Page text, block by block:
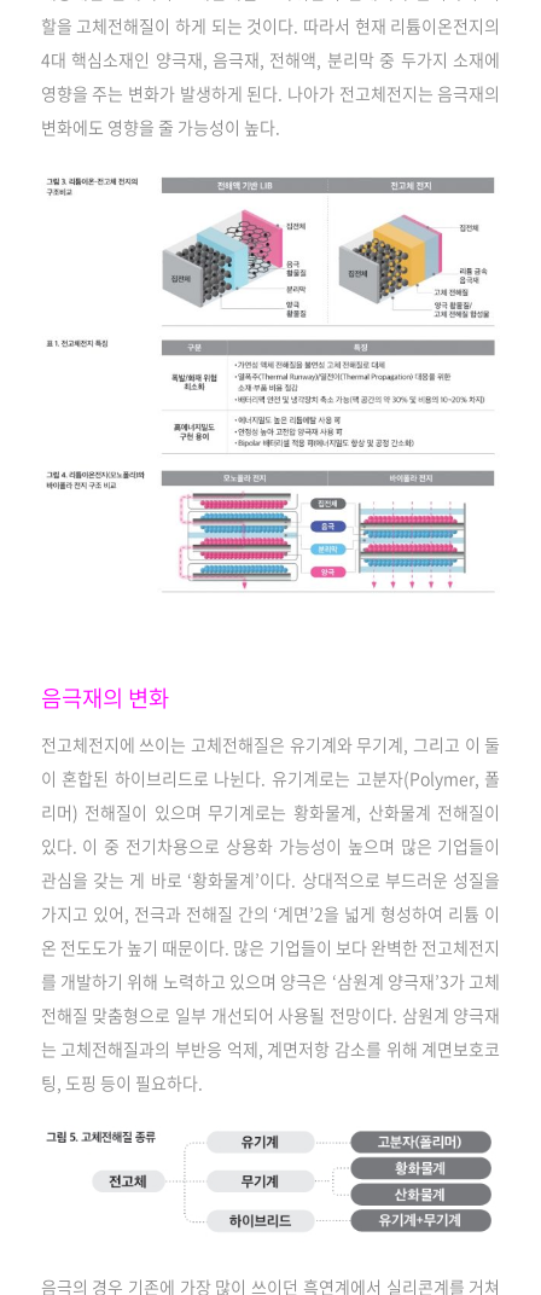
할을 고체전해질이 하게 되는 것이다. 따라서 현재 리튬이온전지의
4대 핵심소재인 양극재, 음극재, 전해액, 분리막 중 두가지 소재에
영향을 주는 변화가 발생하게 된다. 나아가 전고체전지는 음극재의
변화에도 영향을 줄 가능성이 높다.
음극재의 변화
전고체전지에 쓰이는 고체전해질은 유기계와 무기계, 그리고 이 둘
이 혼합된 하이브리드로 나뉜다. 유기계로는 고분자(Polymer, 폴
리머) 전해질이 있으며 무기계로는 황화물계, 산화물계 전해질이
있다. 이 중 전기차용으로 상용화 가능성이 높으며 많은 기업들이
관심을 갖는 게 바로 ‘황화물계’이다. 상대적으로 부드러운 성질을
가지고 있어, 전극과 전해질 간의 ‘계면’2을 넓게 형성하여 리튬 이
온 전도도가 높기 때문이다. 많은 기업들이 보다 완벽한 전고체전지
를 개발하기 위해 노력하고 있으며 양극은 ‘삼원계 양극재’3가 고체
전해질 맞춤형으로 일부 개선되어 사용될 전망이다. 삼원계 양극재
는 고체전해질과의 부반응 억제, 계면저항 감소를 위해 계면보호코
팅, 도핑 등이 필요하다.
음극의 경우 기존에 가장 많이 쓰이던 흑연계에서 실리콘계를 거쳐